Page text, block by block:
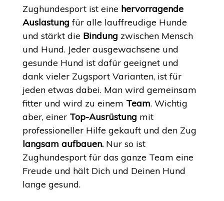
Zughundesport ist eine hervorragende
Auslastung für alle lauffreudige Hunde
und stärkt die Bindung zwischen Mensch
und Hund. Jeder ausgewachsene und
gesunde Hund ist dafür geeignet und
dank vieler Zugsport Varianten, ist für
jeden etwas dabei. Man wird gemeinsam
fitter und wird zu einem Team. Wichtig
aber, einer Top-Ausrüstung mit
professioneller Hilfe gekauft und den Zug
langsam aufbauen.Nur so ist
Zughundesport für das ganze Team eine
Freude und hält Dich und Deinen Hund
lange gesund.